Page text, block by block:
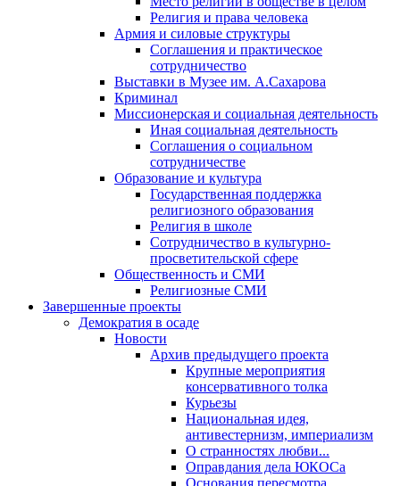
Религия и права человека
Армия и силовые структуры
Соглашения и практическое
сотрудничество
Выставки в Музее им. А.Сахарова
Криминал
Миссионерская и социальная деятельность
Иная социальная деятельность
Соглашения о социальном
сотрудничестве
Образование и культура
Государственная поддержка
религиозного образования
Религия в школе
Сотрудничество в культурно-
просветительской сфере
Общественность и СМИ
Религиозные СМИ
Завершенные проекты
Демократия в осаде
Новости
Архив предыдущего проекта
Крупные мероприятия
консервативного толка
Курьезы
Национальная идея,
антивестернизм, империализм
О странностях любви...
Оправдания дела ЮКОСа
Основания пересмотра